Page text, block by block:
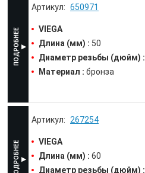
650971
VIEGA
Длина (мм) : 50
Диаметр резьбы (дюйм) :
Материал : бронза
267254
VIEGA
Длина (мм) : 60
Диаметр резьбы (дюйм) :